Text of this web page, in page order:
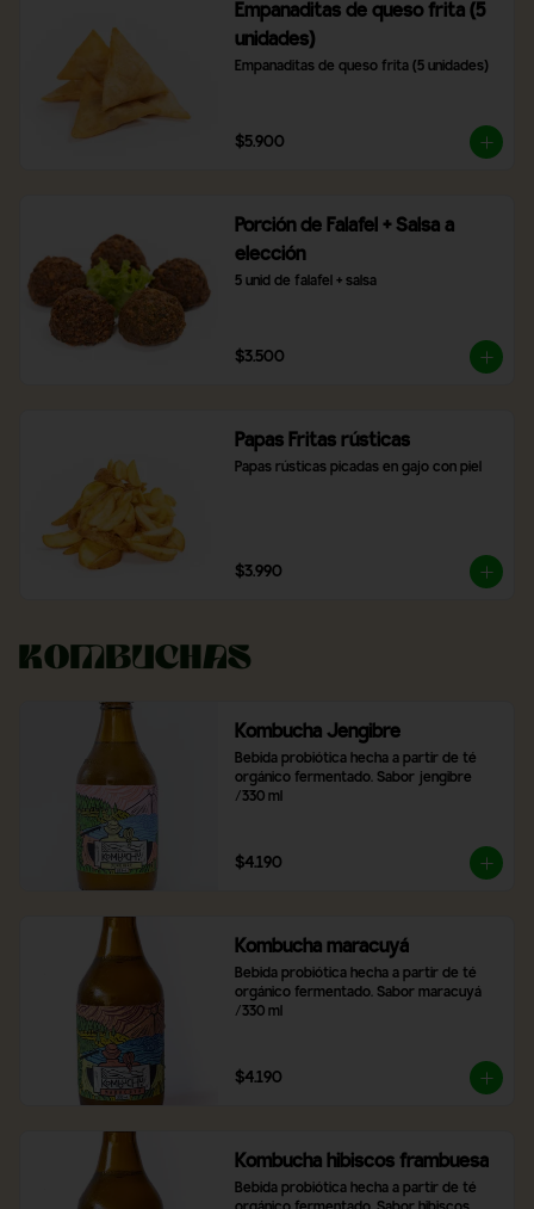
Empanaditas de queso frita (5
unidades)
Empanaditas de queso frita (5 unidades)
$5.900
Porción de Falafel + Salsa a
elección
5 unid de falafel + salsa
$3.500
Papas Fritas rústicas
Papas rústicas picadas en gajo con piel
$3.990
Kombuchas
Kombucha Jengibre
Bebida probiótica hecha a partir de té
orgánico fermentado. Sabor jengibre
/330 ml
$4.190
Kombucha maracuyá
Bebida probiótica hecha a partir de té
orgánico fermentado. Sabor maracuyá
/330 ml
$4.190
Kombucha hibiscos frambuesa
Bebida probiótica hecha a partir de té